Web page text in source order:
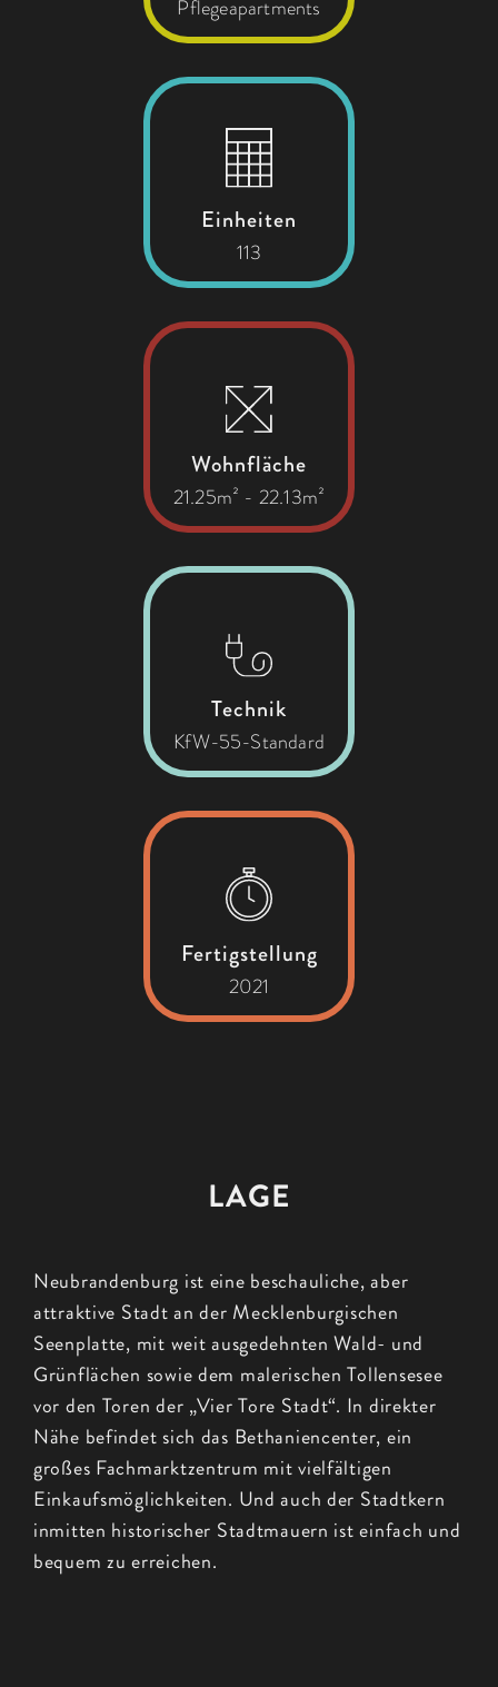
Pflegeapartments
Einheiten
113
Wohnfläche
21.25m² - 22.13m²
Technik
KfW-55-Standard
Fertigstellung
2021
LAGE
Neubrandenburg ist eine beschauliche, aber
attraktive Stadt an der Mecklenburgischen
Seenplatte, mit weit ausgedehnten Wald- und
Grünflächen sowie dem malerischen Tollensesee
vor den Toren der „Vier Tore Stadt“. In direkter
Nähe befindet sich das Bethaniencenter, ein
großes Fachmarktzentrum mit vielfältigen
Einkaufsmöglichkeiten. Und auch der Stadtkern
inmitten historischer Stadtmauern ist einfach und
bequem zu erreichen.